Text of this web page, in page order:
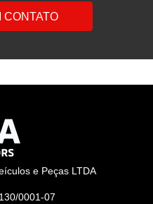
e Peças LTDA
0001-07